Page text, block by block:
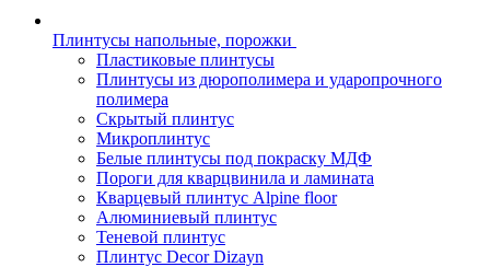
Плинтусы напольные, порожки
Пластиковые плинтусы
Плинтусы из дюрополимера и ударопрочного
полимера
Скрытый плинтус
Микроплинтус
Белые плинтусы под покраску МДФ
Пороги для кварцвинила и ламината
Кварцевый плинтус Alpine floor
Алюминиевый плинтус
Теневой плинтус
Плинтус Decor Dizayn